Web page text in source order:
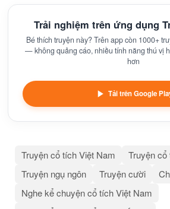
Trải nghiệm trên ứng dụng
Bé thích truyện này? Trên app còn 1000+
— không quảng cáo, nhiều tính năng thú vị
hơn
Tải trên Google
Truyện cổ tích Việt Nam
Truyện
Truyện ngụ ngôn
Truyện cười
Nghe kể chuyện cổ tích Việt Nam